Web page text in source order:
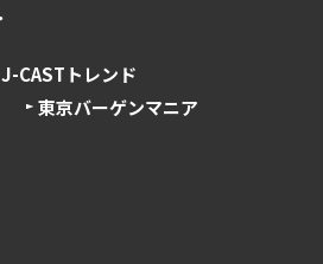
J-CASTトレンド
東京バーゲンマニア